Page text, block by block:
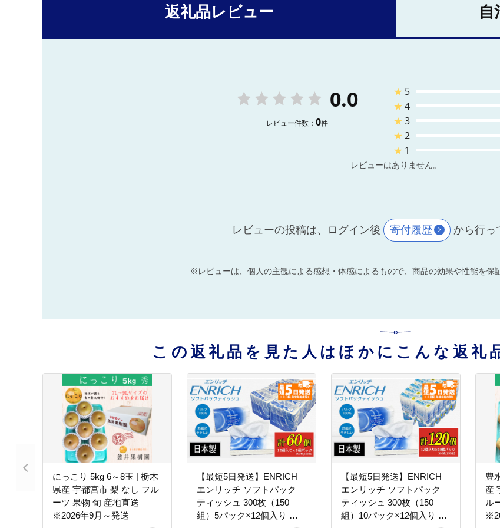
返礼品レビュー 自
0.0
レビュー件数： 0件
★ 5
★4
★3
★2
★ 1
レビューはありません。
レビューの投稿は、ログイン後 寄付履歴 から行っ
※レビューは、個人の主観による感想・体感によるもので、商品の効果や性能を保
この返礼品を見た人はほかにこんな返礼
にっこり 5kg 6～8玉 | 栃木
県産 宇都宮市 梨 なし フル
ーツ 果物 旬 産地直送
※2026年9月～発送
【最短5日発送】ENRICH
エンリッチ ソフトパック
ティッシュ 300枚（150
組）5パック×12個入り 計
【最短5日発送】ENRICH
エンリッチ ソフトパック
ティッシュ 300枚（150
組）10パック×12個入り 計
豊
産
ル